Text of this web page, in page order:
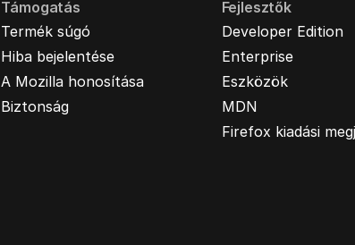
Támogatás
Termék súgó
Hiba bejelentése
A Mozilla honosítása
Biztonság
Fejlesztők
Developer Edition
Enterprise
Eszközök
MDN
Firefox kiadási